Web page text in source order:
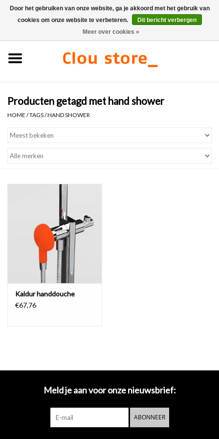
0 Artikelen - €0,00
Fonteinsets
Toiletten
Kranen & afvoeren
Badkamer accessoires
reserveonderdelen
Producten getagd met hand shower
HOME /TAGS/HAND SHOWER
Kaldur handdouche
€67,76
Meld je aan voor onze nieuwsbrief:
ABONNEER
Door het gebruiken van onze website, ga je akkoord met het gebruik van
cookies om onze website te verbeteren.
Dit bericht verbergen
Meer over cookies »